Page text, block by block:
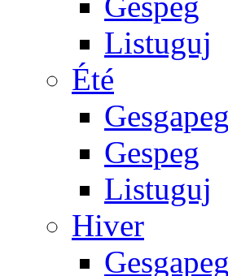
Listuguj
Été
Gespeg
Listuguj
Hiver